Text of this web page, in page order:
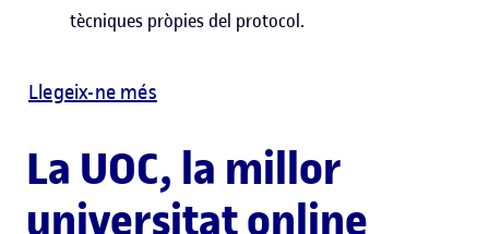
tècniques pròpies del protocol.
Llegeix-ne més
La UOC, la millor
universitat online